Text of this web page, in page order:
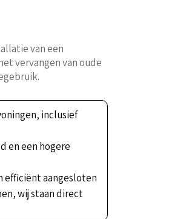
van een
vervangen van oude
inclusief
en een hogere
efficiënt aangesloten
wij staan direct